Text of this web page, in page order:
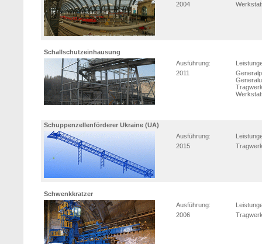
2004
Schallschutzeinhausung
Ausführung:
2011
Schuppenzellenförderer Ukraine (UA)
Ausführung:
2015
Schwenkkratzer
Ausführung:
2006